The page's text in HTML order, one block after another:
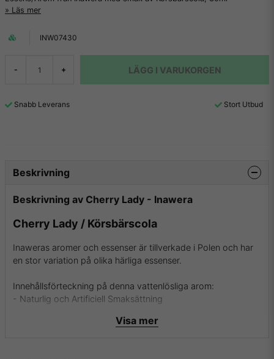
Läs mer
INW07430
- + LÄGG I VARUKORGEN
Snabb Leverans Stort Utbud
Beskrivning
Beskrivning av Cherry Lady - Inawera
Cherry Lady / Körsbärscola
Inaweras aromer och essenser är tillverkade i Polen och har
en stor variation på olika härliga essenser.
Innehållsförteckning på denna vattenlösliga arom:
- Naturlig och Artificiell Smaksättning
Visa mer